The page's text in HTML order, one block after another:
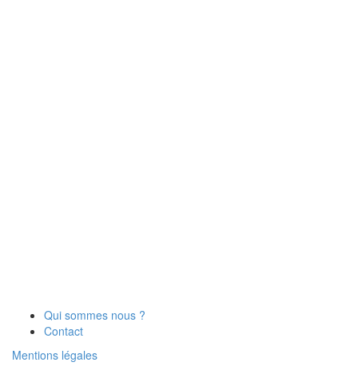
Qui sommes nous ?
Contact
Mentions légales